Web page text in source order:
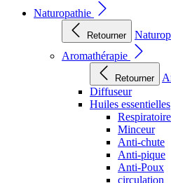
Naturopathie
Retourner
Aromathérapie
Retourner
Diffuseur
Huiles essentielles
Respiratoire
Minceur
Anti-chute
Anti-pique
Anti-Poux
circulation